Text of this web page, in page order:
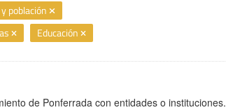
población
Educación
de Ponferrada con entidades o instituciones.